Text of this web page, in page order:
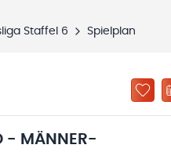
Staffel 6 Spielplan
- MÄNNER-